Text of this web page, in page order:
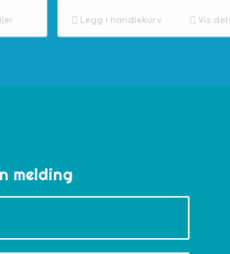
Legg i handlekurv Vis
melding